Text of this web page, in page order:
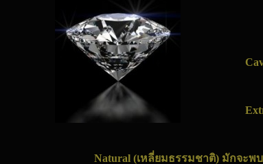
Natural (เหลี่ยมธรรมชาติ) มักจะพ